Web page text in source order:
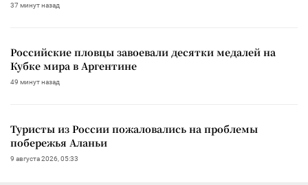
37 минут назад
Российские пловцы завоевали десятки медалей на
Кубке мира в Аргентине
49 минут назад
Туристы из России пожаловались на проблемы
побережья Аланьи
9 августа 2026, 05:33